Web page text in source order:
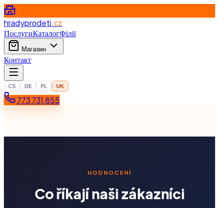
hradyprodeti.cz
ПослугиКаталогФілії
Магазин
Контакт
CS DE PL UK
773 731 855
HODNOCENÍ
Co říkají naši zákazníci